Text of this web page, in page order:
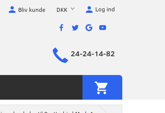
Log ind
DKK
Bliv kunde
24-24-14-82